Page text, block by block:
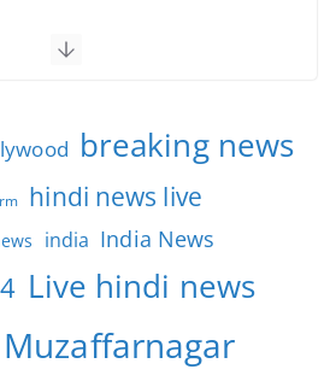
breaking news
hindi news live
india India News
Live hindi news
Muzaffarnagar